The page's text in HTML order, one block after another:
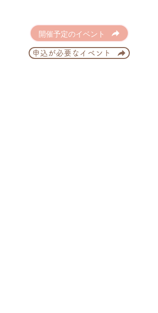
開催予定のイベント
申込が必要なイベント